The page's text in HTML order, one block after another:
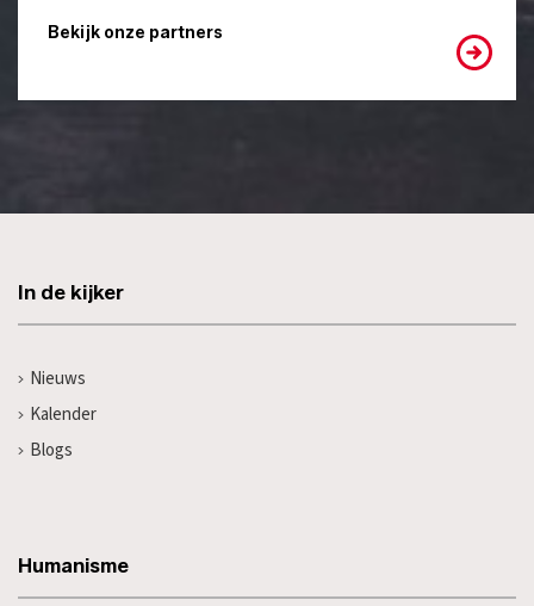
Bekijk onze partners
In de kijker
Nieuws
Kalender
Blogs
Humanisme